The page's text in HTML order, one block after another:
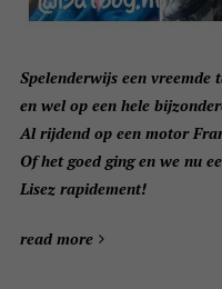
Spelenderwijs een
en wel op een hele
Al rijdend op een motor
Of het goed ging en we nu
Lisez rapidement!
read more